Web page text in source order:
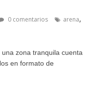
0 comentarios arena,
zona tranquila cuenta
en formato de